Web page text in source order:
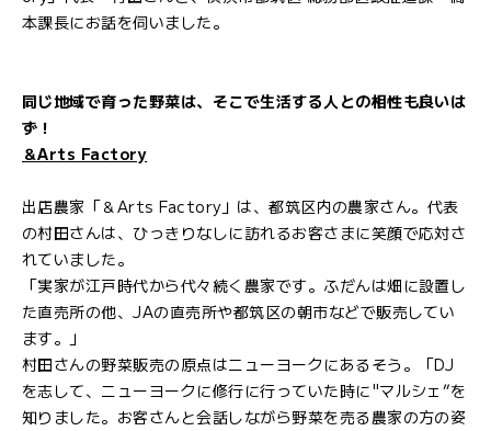
本課長にお話を伺いました。
同じ地域で育った野菜は、そこで生活する人との相性も良いは
ず！
＆Arts Factory
出店農家「＆Arts Factory」は、都筑区内の農家さん。代表
の村田さんは、ひっきりなしに訪れるお客さまに笑顔で応対さ
れていました。
「実家が江戸時代から代々続く農家です。ふだんは畑に設置し
た直売所の他、JAの直売所や都筑区の朝市などで販売してい
ます。」
村田さんの野菜販売の原点はニューヨークにあるそう。「DJ
を志して、ニューヨークに修行に行っていた時に"マルシェ”を
知りました。お客さんと会話しながら野菜を売る農家の方の姿